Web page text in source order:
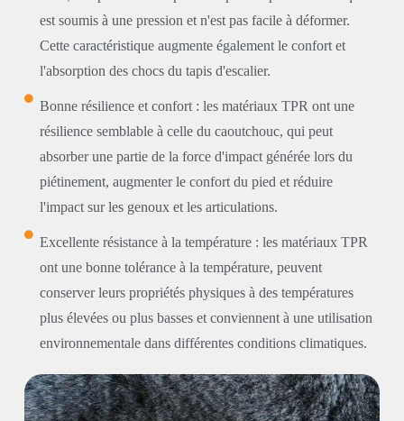
est soumis à une pression et n'est pas facile à déformer.
Cette caractéristique augmente également le confort et
l'absorption des chocs du tapis d'escalier.
Bonne résilience et confort : les matériaux TPR ont une
résilience semblable à celle du caoutchouc, qui peut
absorber une partie de la force d'impact générée lors du
piétinement, augmenter le confort du pied et réduire
l'impact sur les genoux et les articulations.
Excellente résistance à la température : les matériaux TPR
ont une bonne tolérance à la température, peuvent
conserver leurs propriétés physiques à des températures
plus élevées ou plus basses et conviennent à une utilisation
environnementale dans différentes conditions climatiques.